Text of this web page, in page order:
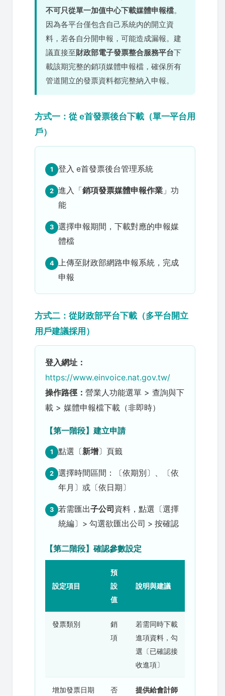
不可只從單一加值中心下載媒體申報檔。
因為各平台僅包含自己系統內的開立資
料，若各自分開申報，可能造成漏報。建
議直接至財政部電子發票整合服務平台下
載該期完整的銷項媒體申報檔，確保所有
管道開立的發票資料都完整納入申報。
方式一：從 e首發票後台下載（單一平台用
戶）
1 登入 e首發票後台管理系統
2 進入「銷項發票媒體申報作業 」功
能
3 選擇申報期間，下載對應的申報媒
體檔
4 上傳至財政部網路申報系統，完成
申報
方式二：從財政部平台下載（多平台開立
用戶建議採用）
登入網址：
https://www.einvoice.nat.gov.tw/
操作路徑： 營業人功能選單 > 查詢與下
載 > 媒體申報檔下載（非即時）
【第一階段】建立申請
1 點選〔新增〕頁籤
2 選擇時間區間：〔依期別〕、〔依
年月〕或〔依日期〕
3 若需匯出子公司 資料，點選〔選擇
統編〕> 勾選欲匯出公司 > 按確認
【第二階段】確認參數設定
設定項目
預
設
值
說明與建議
發票類別
銷
項
若需同時下載
進項資料，勾
選〔已確認接
收進項〕
增加發票日期
否
提供給會計師